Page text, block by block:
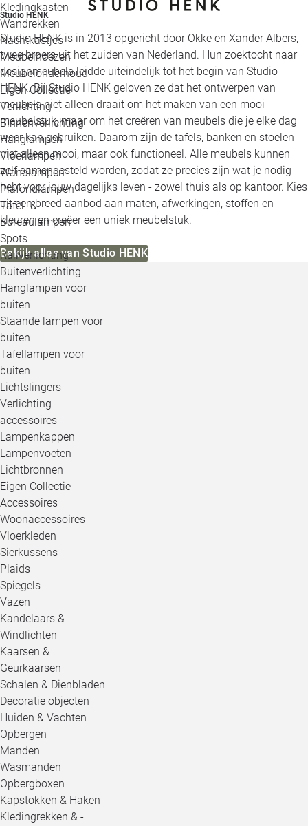
Kledingkasten
Wandrekken
Nachtkastjes
Meubelhoezen
Meubelonderhoud
Eigen Collectie
Verlichting
Binnenverlichting
Hanglampen
Vloerlampen
Wandlampen
Plafondlampen
Tafel- &
Bureaulampen
Spots
Railverlichting
Buitenverlichting
Hanglampen voor
buiten
Staande lampen voor
buiten
Tafellampen voor
buiten
Lichtslingers
Verlichting
accessoires
Lampenkappen
Lampenvoeten
Lichtbronnen
Eigen Collectie
Accessoires
Woonaccessoires
Vloerkleden
Sierkussens
Plaids
Spiegels
Vazen
Kandelaars &
Windlichten
Kaarsen &
Geurkaarsen
Schalen & Dienbladen
Decoratie objecten
Huiden & Vachten
Opbergen
Manden
Wasmanden
Opbergboxen
Kapstokken & Haken
Kledingrekken & -
Studio HENK
Studio HENK is in 2013 opgericht door Okke en Xander Albers,
twee broers uit het zuiden van Nederland. Hun zoektocht naar
designmeubels leidde uiteindelijk tot het begin van Studio
HENK. Bij Studio HENK geloven ze dat het ontwerpen van
meubels niet alleen draait om het maken van een mooi
meubelstuk, maar om het creëren van meubels die je elke dag
weer kan gebruiken. Daarom zijn de tafels, banken en stoelen
niet alleen mooi, maar ook functioneel. Alle meubels kunnen
zelf samengesteld worden, zodat ze precies zijn wat je nodig
hebt voor jouw dagelijks leven - zowel thuis als op kantoor. Kies
uit een breed aanbod aan maten, afwerkingen, stoffen en
kleuren en creëer een uniek meubelstuk.
Bekijk alles van Studio HENK